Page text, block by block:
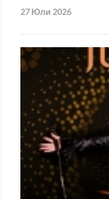
27 Юли 2026